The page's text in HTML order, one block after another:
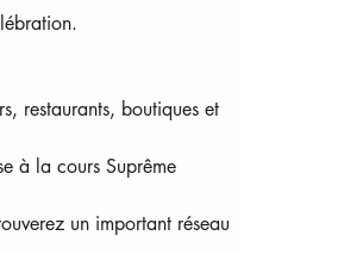
restaurants, boutiques et
à la cours Suprême
un important réseau